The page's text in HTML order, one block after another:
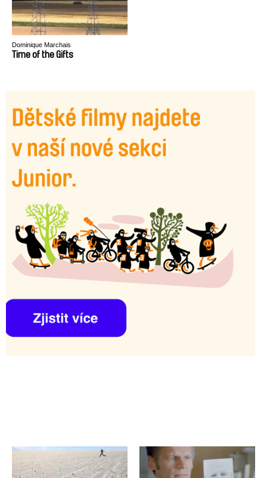
Dominique Marchais
Time of the Gifts